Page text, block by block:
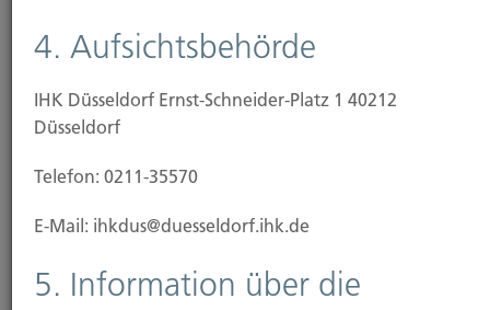
Rechtsschutz
Die Verwaltungsbehörde will Ihnen den
Verkehrsvorschriften verletzt haben sollen. Sie
4. Aufsichtsbehörde
IHK Düsseldorf Ernst-Schneider-Platz 1 40212
Düsseldorf
Telefon: 0211-35570
E-Mail: ihkdus@duesseldorf.ihk.de
5. Information über die